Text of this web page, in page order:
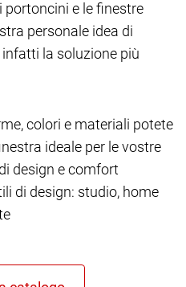
portoncini e le finestre
personale idea di
la soluzione più
colori e materiali potete
ideale per le vostre
design e comfort
di design: studio, home